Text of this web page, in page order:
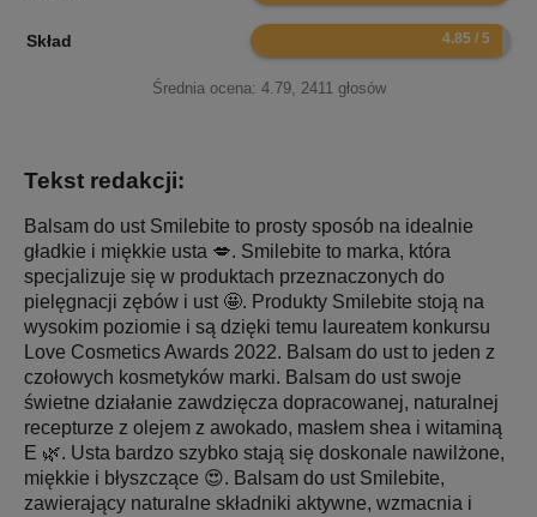
Skład 9.7
Średnia ocena: 4.79, 2411głosów
Tekst redakcji:
Balsam do ust Smilebite to prosty sposób na idealnie
gładkie i miękkie usta 💋. Smilebite to marka, która
specjalizuje się w produktach przeznaczonych do
pielęgnacji zębów i ust 🤩. Produkty Smilebite stoją na
wysokim poziomie i są dzięki temu laureatem konkursu
Love Cosmetics Awards 2022. Balsam do ust to jeden z
czołowych kosmetyków marki. Balsam do ust swoje
świetne działanie zawdzięcza dopracowanej, naturalnej
recepturze z olejem z awokado, masłem shea i witaminą
E 🌿. Usta bardzo szybko stają się doskonale nawilżone,
miękkie i błyszczące 😍. Balsam do ust Smilebite,
zawierający naturalne składniki aktywne, wzmacnia i